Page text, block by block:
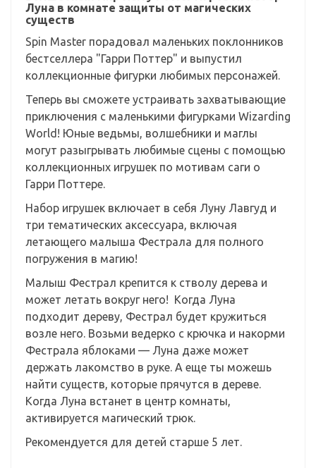
Луна в комнате защиты от магических
существ
Spin Master порадовал маленьких поклонников
бестселлера "Гарри Поттер" и выпустил
коллекционные фигурки любимых персонажей.
Теперь вы сможете устраивать захватывающие
приключения с маленькими фигурками Wizarding
World! Юные ведьмы, волшебники и маглы
могут разыгрывать любимые сцены с помощью
коллекционных игрушек по мотивам саги о
Гарри Поттере.
Набор игрушек включает в себя Луну Лавгуд и
три тематических аксессуара, включая
летающего малыша Фестрала для полного
погружения в магию!
Малыш Фестрал крепится к стволу дерева и
может летать вокруг него! Когда Луна
подходит дереву, Фестрал будет кружиться
возле него. Возьми ведерко с крючка и накорми
Фестрала яблоками — Луна даже может
держать лакомство в руке. А еще ты можешь
найти существ, которые прячутся в дереве.
Когда Луна встанет в центр комнаты,
активируется магический трюк.
Рекомендуется для детей старше 5 лет.